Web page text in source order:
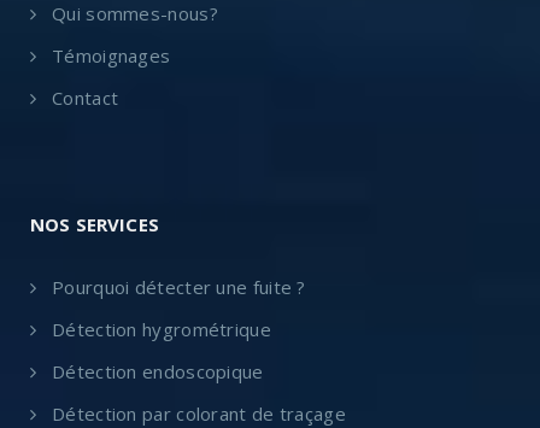
Qui sommes-nous?
Témoignages
Contact
NOS SERVICES
Pourquoi détecter une fuite ?
Détection hygrométrique
Détection endoscopique
Détection par colorant de traçage